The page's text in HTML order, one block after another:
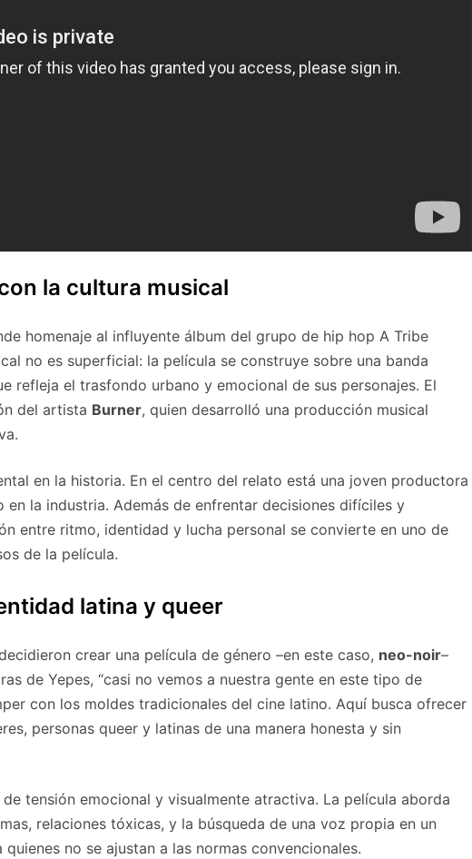
la cultura musical
homenaje al influyente álbum del grupo de hip hop A Tribe
no es superficial: la película se construye sobre una banda
refleja el trasfondo urbano y emocional de sus personajes. El
del artista Burner, quien desarrolló una producción musical
en la historia. En el centro del relato está una joven productora
en la industria. Además de enfrentar decisiones difíciles y
entre ritmo, identidad y lucha personal se convierte en uno de
de la película.
latina y queer
crear una película de género –en este caso, neo-noir–
de Yepes, “casi no vemos a nuestra gente en este tipo de
con los moldes tradicionales del cine latino. Aquí busca ofrecer
personas queer y latinas de una manera honesta y sin
tensión emocional y visualmente atractiva. La película aborda
relaciones tóxicas, y la búsqueda de una voz propia en un
no se ajustan a las normas convencionales.